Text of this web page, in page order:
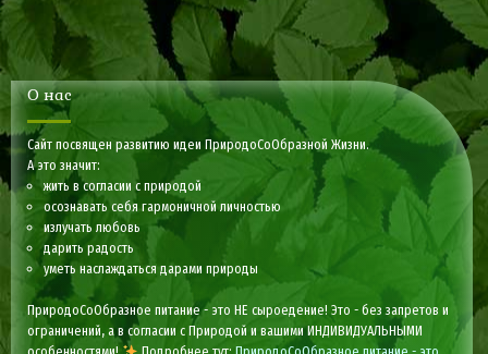
О нас
Сайт посвящен развитию идеи ПриродоСоОбразной Жизни.
А это значит:
жить в согласии с природой
осознавать себя гармоничной личностью
излучать любовь
дарить радость
уметь наслаждаться дарами природы
ПриродоСоОбразное питание - это НЕ сыроедение! Это - без запретов и
ограничений, а в согласии с Природой и вашими ИНДИВИДУАЛЬНЫМИ